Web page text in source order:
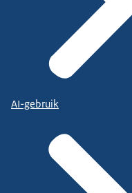
AI-gebruik